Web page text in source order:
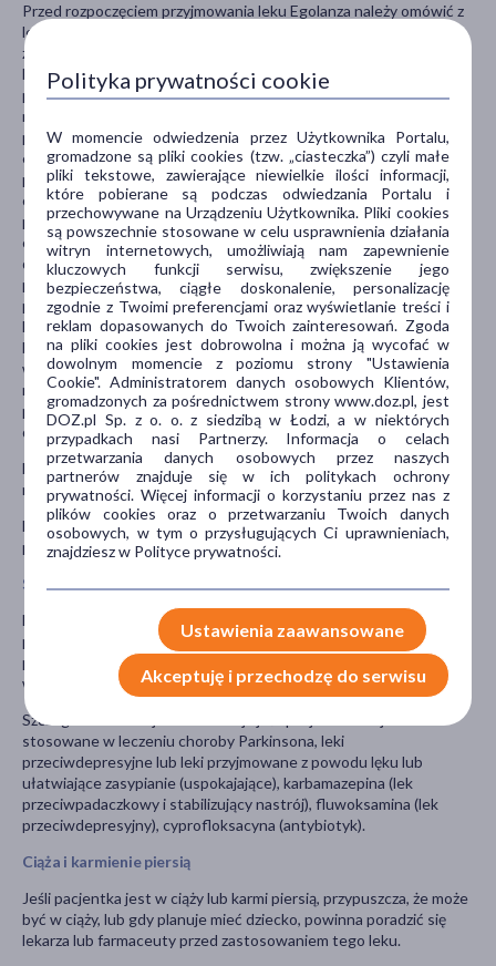
Przed rozpoczęciem przyjmowania leku Egolanza należy omówić z
lekarzem jeśli u pacjenta lub w jego rodzinie występuje choroba
zakrzepowo-zatorowa, ponieważ stosowanie leków z tej grupy
było związane z powstawaniem skrzepów krwi, jeśli pacjent jest w
podeszłym wieku z rozpoznaniem otępienia, jeśli pacjent choruje
na cukrzycę, jeśli pacjent ma chorobę serca, jeśli pacjent został
poinformowany, że występują u niego zaburzenia równowagi
elektrolitowej we krwi (szczególnie, gdy jest to małe stężenie
potasu lub magnezu), jeśli pacjent urodził się z wydłużeniem
odstępu QT (widocznym w EKG zapisie pracy serca), jeśli u
pacjenta występują choroby wątroby lub nerek, jeśli pacjent ma
chorobę Parkinsona, jeśli u pacjenta w przeszłości występowały
drgawki (padaczka), jeśli pacjent ma powiększoną prostatę, jeśli u
pacjenta występuje niedrożność jelit (porażenie jelita), jeśli u
pacjenta występuje choroba krwi z małą ilością białych komórek
krwi, jeśli pacjent został poinformowany, że ma zwiększoną ilość
białych komórek krwi lub chorobę szpiku kostnego, w której
występuje nadmierna produkcja komórek krwi, zwaną chorobą
mieloproliferacyjną, jeśli pacjent ma udar lub „mini” udar, jeśli
pacjent pali papierosy (ponieważ może być konieczna zmiana
dawki olanzapiny).
Lek należy przechowywać w miejscu niewidocznym i
niedostępnym i dla dzieci.
Egolanza można podawać niezależnie od posiłków, ponieważ
pokarm nie wpływa na jej wchłanianie.
Stosowanie innych leków
Należy powiedzieć lekarzowi o wszystkich lekach przyjmowanych
przez pacjenta obecnie lub ostatnio, a także o lekach, które
pacjent planuje przyjmować, w tym również o tych, które
wydawane są bez recepty.
Szczególnie ważna jest informacja jeśli pacjent stosuje: leki
stosowane w leczeniu choroby Parkinsona, leki
przeciwdepresyjne lub leki przyjmowane z powodu lęku lub
ułatwiające zasypianie (uspokajające), karbamazepina (lek
przeciwpadaczkowy i stabilizujący nastrój), fluwoksamina (lek
przeciwdepresyjny), cyprofloksacyna (antybiotyk).
Ciąża i karmienie piersią
Jeśli pacjentka jest w ciąży lub karmi piersią, przypuszcza, że może
być w ciąży, lub gdy planuje mieć dziecko, powinna poradzić się
lekarza lub farmaceuty przed zastosowaniem tego leku.
Polityka prywatności cookie
W momencie odwiedzenia przez Użytkownika Portalu,
gromadzone są pliki cookies (tzw. „ciasteczka”) czyli małe
pliki tekstowe, zawierające niewielkie ilości informacji,
które pobierane są podczas odwiedzania Portalu i
przechowywane na Urządzeniu Użytkownika. Pliki cookies
są powszechnie stosowane w celu usprawnienia działania
witryn internetowych, umożliwiają nam zapewnienie
kluczowych funkcji serwisu, zwiększenie jego
bezpieczeństwa, ciągłe doskonalenie, personalizację
zgodnie z Twoimi preferencjami oraz wyświetlanie treści i
reklam dopasowanych do Twoich zainteresowań. Zgoda
na pliki cookies jest dobrowolna i można ją wycofać w
dowolnym momencie z poziomu strony "Ustawienia
Cookie". Administratorem danych osobowych Klientów,
gromadzonych za pośrednictwem strony www.doz.pl, jest
DOZ.pl Sp. z o. o. z siedzibą w Łodzi, a w niektórych
przypadkach nasi Partnerzy. Informacja o celach
przetwarzania danych osobowych przez naszych
partnerów znajduje się w ich politykach ochrony
prywatności. Więcej informacji o korzystaniu przez nas z
plików cookies oraz o przetwarzaniu Twoich danych
osobowych, w tym o przysługujących Ci uprawnieniach,
znajdziesz w Polityce prywatności.
Ustawienia zaawansowane
Akceptuję i przechodzę do serwisu